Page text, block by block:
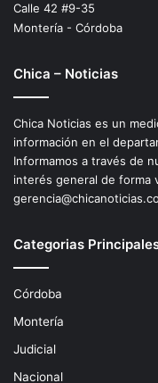
Calle 42 #9-35
Montería - Córdoba
Chica – Noticias
Chica Noticias es un
información en el
Informamos a través de
interés general de forma
Categorias
Córdoba
Montería
Judicial
Nacional